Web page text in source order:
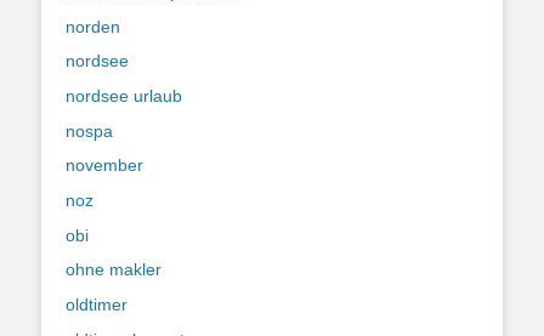
norden
nordsee
nordsee urlaub
nospa
november
noz
obi
ohne makler
oldtimer